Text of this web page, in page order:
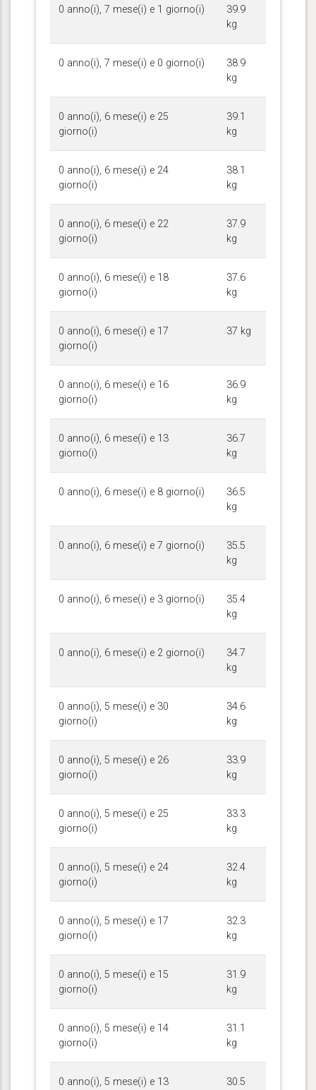
0 anno(i), 7 mese(i) e 1 giorno(i)
39.9
kg
0 anno(i), 7 mese(i) e 0 giorno(i)
38.9
kg
0 anno(i), 6 mese(i) e 25
giorno(i)
39.1
kg
0 anno(i), 6 mese(i) e 24
giorno(i)
38.1
kg
0 anno(i), 6 mese(i) e 22
giorno(i)
37.9
kg
0 anno(i), 6 mese(i) e 18
giorno(i)
37.6
kg
0 anno(i), 6 mese(i) e 17
giorno(i)
37 kg
0 anno(i), 6 mese(i) e 16
giorno(i)
36.9
kg
0 anno(i), 6 mese(i) e 13
giorno(i)
36.7
kg
0 anno(i), 6 mese(i) e 8 giorno(i)
36.5
kg
0 anno(i), 6 mese(i) e 7 giorno(i)
35.5
kg
0 anno(i), 6 mese(i) e 3 giorno(i)
35.4
kg
0 anno(i), 6 mese(i) e 2 giorno(i)
34.7
kg
0 anno(i), 5 mese(i) e 30
giorno(i)
34.6
kg
0 anno(i), 5 mese(i) e 26
giorno(i)
33.9
kg
0 anno(i), 5 mese(i) e 25
giorno(i)
33.3
kg
0 anno(i), 5 mese(i) e 24
giorno(i)
32.4
kg
0 anno(i), 5 mese(i) e 17
giorno(i)
32.3
kg
0 anno(i), 5 mese(i) e 15
giorno(i)
31.9
kg
0 anno(i), 5 mese(i) e 14
giorno(i)
31.1
kg
0 anno(i), 5 mese(i) e 13
30.5